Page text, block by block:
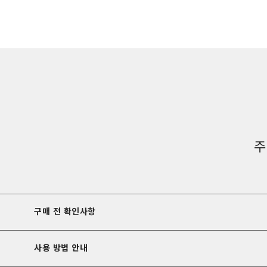
구매 전 확인사항
사용 방법 안내